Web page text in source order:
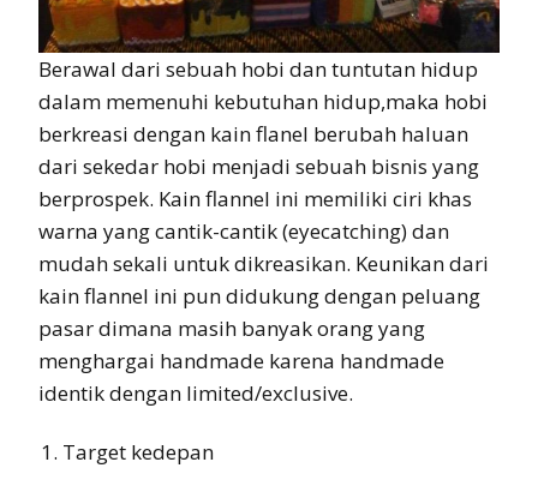
Berawal dari sebuah hobi dan tuntutan hidup
dalam memenuhi kebutuhan hidup,maka hobi
berkreasi dengan kain flanel berubah haluan
dari sekedar hobi menjadi sebuah bisnis yang
berprospek. Kain flannel ini memiliki ciri khas
warna yang cantik-cantik (eyecatching) dan
mudah sekali untuk dikreasikan. Keunikan dari
kain flannel ini pun didukung dengan peluang
pasar dimana masih banyak orang yang
menghargai handmade karena handmade
identik dengan limited/exclusive.
Target kedepan